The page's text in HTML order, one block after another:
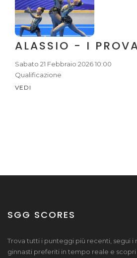
ALASSIO - I
Sabato 21 Febbraio 2026 10:00
Qualificazione
VEDI
SGG SCORES
Trova tutti i punteggi più recenti, segui i
ginnasti preferiti in tempo reale e